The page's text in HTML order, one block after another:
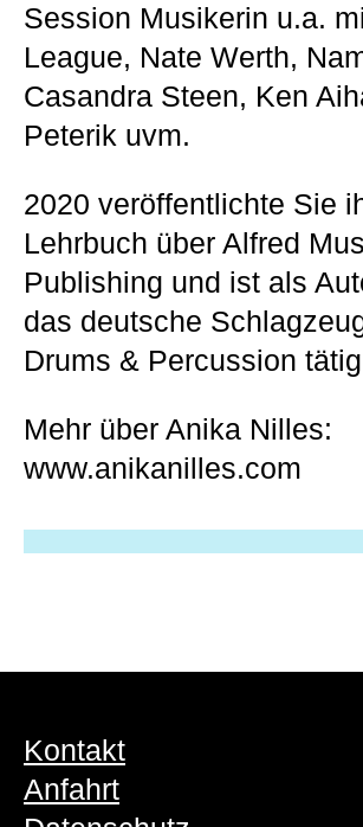
Session Musikerin u.a.
League, Nate Werth,
Casandra Steen, Ken
Peterik uvm.
2020 veröffentlichte Sie
Lehrbuch über Alfred
Publishing und ist als
das deutsche
Drums & Percussion
Mehr über Anika Nilles:
www.anikanilles.com
Kontakt
Anfahrt